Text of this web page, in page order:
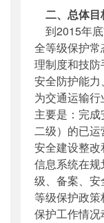
二、总体目
到2015年
全等级保护
理制度和技
安全防护能力
为交通运输行
主要是：完
二级）的已运
安全建设整
信息系统在
级、备案、
等级保护政
保护工作情况